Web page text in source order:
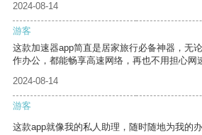
2024-08-14
游客
这款加速器app简直是居家旅行必备神器，无
作办公，都能畅享高速网络，再也不用担心网
2024-08-14
游客
这款app就像我的私人助理，随时随地为我的办